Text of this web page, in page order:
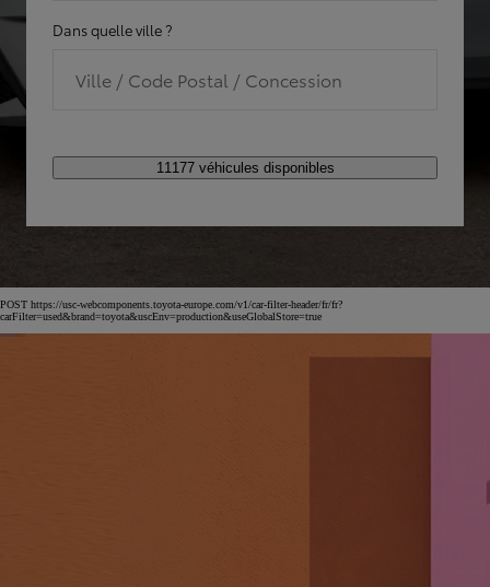
Dans quelle ville ?
Ville / Code Postal / Concession
11177 véhicules disponibles
POST https://usc-webcomponents.toyota-europe.com/v1/car-filter-header/fr/fr?
carFilter=used&brand=toyota&uscEnv=production&useGlobalStore=true